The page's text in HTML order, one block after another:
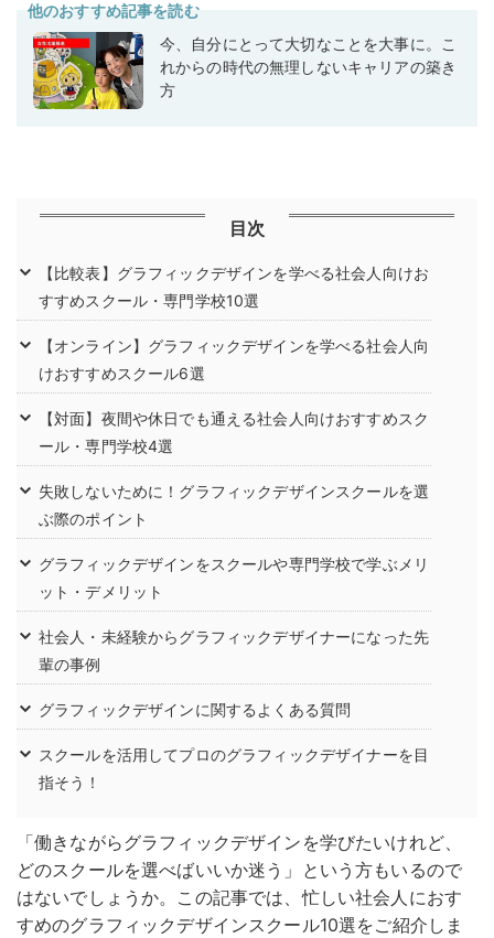
他のおすすめ記事を読む
今、自分にとって大切なことを大事に。こ
れからの時代の無理しないキャリアの築き
方
目次
【比較表】グラフィックデザインを学べる社会人向けお
すすめスクール・専門学校10選
【オンライン】グラフィックデザインを学べる社会人向
けおすすめスクール6選
【対面】夜間や休日でも通える社会人向けおすすめスク
ール・専門学校4選
失敗しないために！グラフィックデザインスクールを選
ぶ際のポイント
グラフィックデザインをスクールや専門学校で学ぶメリ
ット・デメリット
社会人・未経験からグラフィックデザイナーになった先
輩の事例
グラフィックデザインに関するよくある質問
スクールを活用してプロのグラフィックデザイナーを目
指そう！
「働きながらグラフィックデザインを学びたいけれど、
どのスクールを選べばいいか迷う」という方もいるので
はないでしょうか。 この記事では、忙しい社会人におす
すめのグラフィックデザインスクール10選をご紹介しま